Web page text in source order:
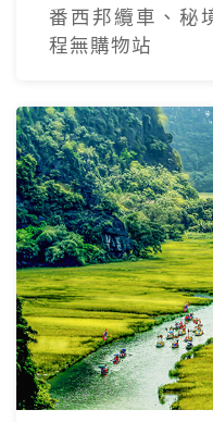
番西邦纜車、秘
程無購物站